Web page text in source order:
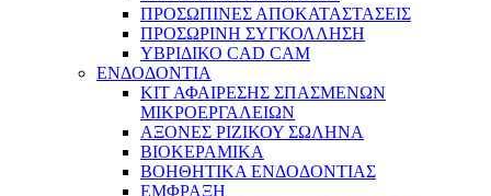
ΠΡΟΣΩΠΙΝΕΣ ΑΠΟΚΑΤΑΣΤΑΣΕΙΣ
ΠΡΟΣΩΡΙΝΗ ΣΥΓΚΟΛΛΗΣΗ
ΥΒΡΙΔΙΚΟ CAD CAM
ΕΝΔΟΔΟΝΤΙΑ
ΚΙΤ ΑΦΑΙΡΕΣΗΣ ΣΠΑΣΜΕΝΩΝ
ΜΙΚΡΟΕΡΓΑΛΕΙΩΝ
ΑΞΟΝΕΣ ΡΙΖΙΚΟΥ ΣΩΛΗΝΑ
ΒΙΟΚΕΡΑΜΙΚΑ
ΒΟΗΘΗΤΙΚΑ ΕΝΔΟΔΟΝΤΙΑΣ
ΕΜΦΡΑΞΗ